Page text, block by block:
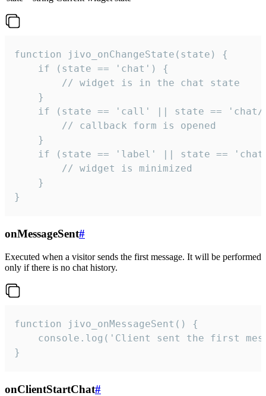
function jivo_onChangeState(state) {
    if (state == 'chat') {
        // widget is in the chat state
    }
if (state == 'call' || state ==
        // callback form is opened
    }
if (state == 'label' || state ==
        // widget is minimized
    }
}
onMessageSent#
Executed when a visitor sends the first message. It will be performed
only if there is no chat history.
function jivo_onMessageSent() {
console.log('Client sent the first
}
onClientStartChat#